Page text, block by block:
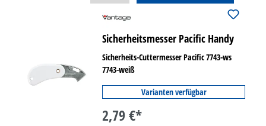
Sicherheitsmesser Pacific Handy
Sicherheits-Cuttermesser Pacific 7743-ws
7743-weiß
Varianten verfügbar
2,79 €*